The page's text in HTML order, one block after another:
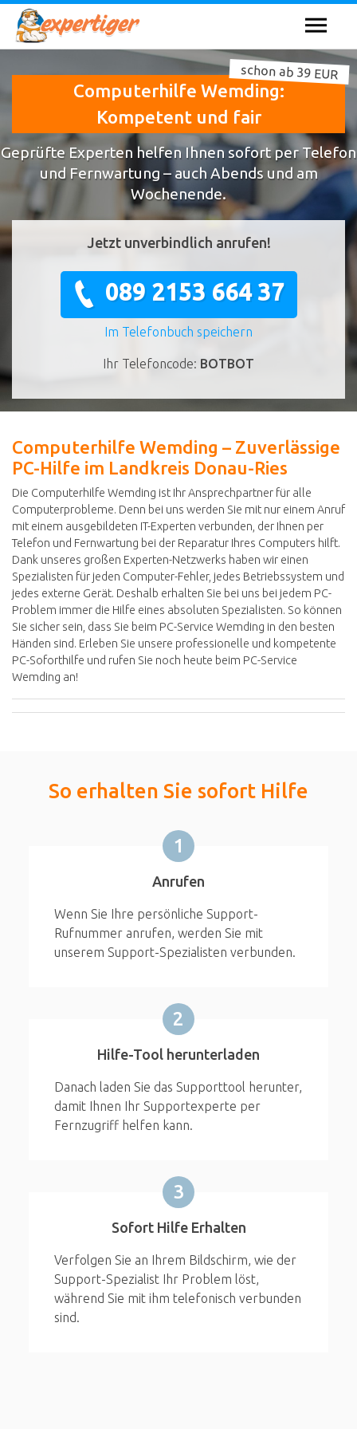
Computerhilfe Wemding:
Kompetent und fair
schon ab 39 EUR
Geprüfte Experten helfen Ihnen sofort per Telefon
und Fernwartung – auch Abends und am
Wochenende.
Jetzt unverbindlich anrufen!
089 2153 664 37
Im Telefonbuch speichern
Ihr Telefoncode: BOTBOT
Computerhilfe Wemding – Zuverlässige
PC-Hilfe im Landkreis Donau-Ries
Die Computerhilfe Wemding ist Ihr Ansprechpartner für alle
Computerprobleme. Denn bei uns werden Sie mit nur einem Anruf
mit einem ausgebildeten IT-Experten verbunden, der Ihnen per
Telefon und Fernwartung bei der Reparatur Ihres Computers hilft.
Dank unseres großen Experten-Netzwerks haben wir einen
Spezialisten für jeden Computer-Fehler, jedes Betriebssystem und
jedes externe Gerät. Deshalb erhalten Sie bei uns bei jedem PC-
Problem immer die Hilfe eines absoluten Spezialisten. So können
Sie sicher sein, dass Sie beim PC-Service Wemding in den besten
Händen sind. Erleben Sie unsere professionelle und kompetente
PC-Soforthilfe und rufen Sie noch heute beim PC-Service
Wemding an!
So erhalten Sie sofort Hilfe
1
Anrufen
Wenn Sie Ihre persönliche Support-
Rufnummer anrufen, werden Sie mit
unserem Support-Spezialisten verbunden.
2
Hilfe-Tool herunterladen
Danach laden Sie das Supporttool herunter,
damit Ihnen Ihr Supportexperte per
Fernzugriff helfen kann.
3
Sofort Hilfe Erhalten
Verfolgen Sie an Ihrem Bildschirm, wie der
Support-Spezialist Ihr Problem löst,
während Sie mit ihm telefonisch verbunden
sind.